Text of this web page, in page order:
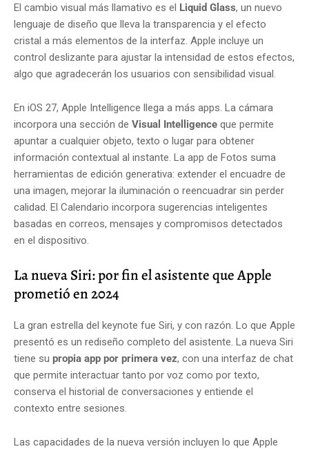
El cambio visual más llamativo es el Liquid Glass, un nuevo
lenguaje de diseño que lleva la transparencia y el efecto
cristal a más elementos de la interfaz. Apple incluye un
control deslizante para ajustar la intensidad de estos efectos,
algo que agradecerán los usuarios con sensibilidad visual.
En iOS 27, Apple Intelligence llega a más apps. La cámara
incorpora una sección de Visual Intelligence que permite
apuntar a cualquier objeto, texto o lugar para obtener
información contextual al instante. La app de Fotos suma
herramientas de edición generativa: extender el encuadre de
una imagen, mejorar la iluminación o reencuadrar sin perder
calidad. El Calendario incorpora sugerencias inteligentes
basadas en correos, mensajes y compromisos detectados
en el dispositivo.
La nueva Siri: por fin el asistente que Apple
prometió en 2024
La gran estrella del keynote fue Siri, y con razón. Lo que Apple
presentó es un rediseño completo del asistente. La nueva Siri
tiene su propia app por primera vez, con una interfaz de chat
que permite interactuar tanto por voz como por texto,
conserva el historial de conversaciones y entiende el
contexto entre sesiones.
Las capacidades de la nueva versión incluyen lo que Apple